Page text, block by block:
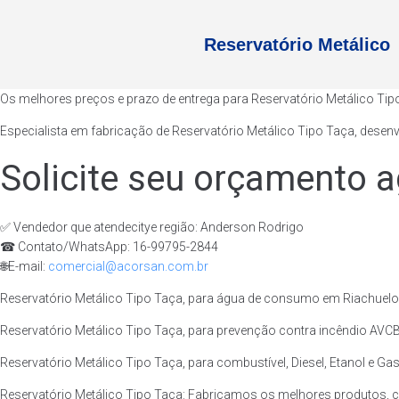
Reservatório Metálico
Os melhores preços e prazo de entrega para Reservatório Metálico
Especialista em fabricação de Reservatório Metálico Tipo Taça,
Solicite seu orçamento
✅ Vendedor que atendecitye região: Anderson Rodrigo
☎ Contato/WhatsApp: 16-99795-2844
🌐E-mail: comercial@acorsan.com.br
Reservatório Metálico Tipo Taça, para água de consumo em Riachuelo
Reservatório Metálico Tipo Taça, para prevenção contra incêndio
Reservatório Metálico Tipo Taça, para combustível, Diesel, Etanol e
Reservatório Metálico Tipo Taça: Fabricamos os melhores produtos,